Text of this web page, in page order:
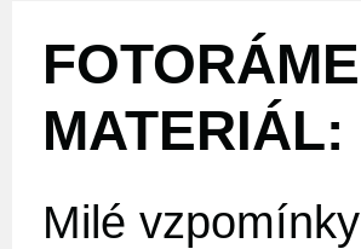
MATERIÁL:
Milé